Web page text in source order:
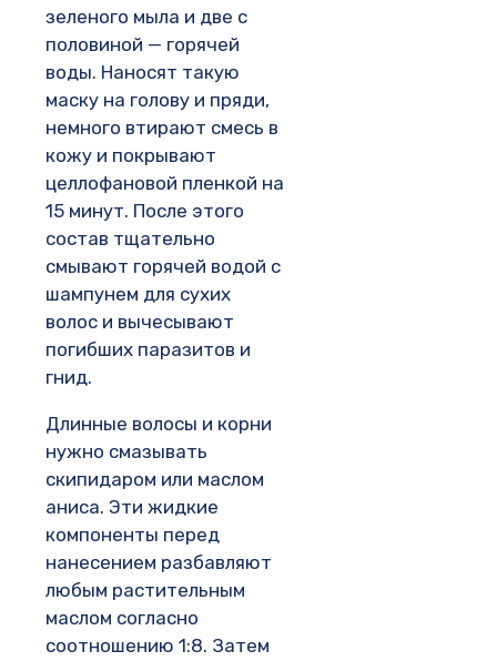
зеленого мыла и две с
половиной — горячей
воды. Наносят такую
маску на голову и пряди,
немного втирают смесь в
кожу и покрывают
целлофановой пленкой на
15 минут. После этого
состав тщательно
смывают горячей водой с
шампунем для сухих
волос и вычесывают
погибших паразитов и
гнид.
Длинные волосы и корни
нужно смазывать
скипидаром или маслом
аниса. Эти жидкие
компоненты перед
нанесением разбавляют
любым растительным
маслом согласно
соотношению 1:8. Затем